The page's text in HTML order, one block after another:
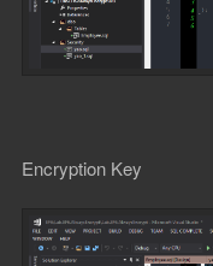
Encryption Key